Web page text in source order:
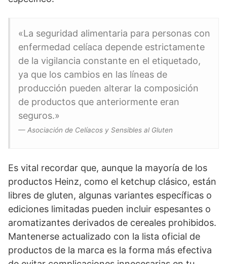
«La seguridad alimentaria para personas con
enfermedad celíaca depende estrictamente
de la vigilancia constante en el etiquetado,
ya que los cambios en las líneas de
producción pueden alterar la composición
de productos que anteriormente eran
seguros.»
— Asociación de Celíacos y Sensibles al Gluten
Es vital recordar que, aunque la mayoría de los
productos Heinz, como el ketchup clásico, están
libres de gluten, algunas variantes específicas o
ediciones limitadas pueden incluir espesantes o
aromatizantes derivados de cereales prohibidos.
Mantenerse actualizado con la lista oficial de
productos de la marca es la forma más efectiva